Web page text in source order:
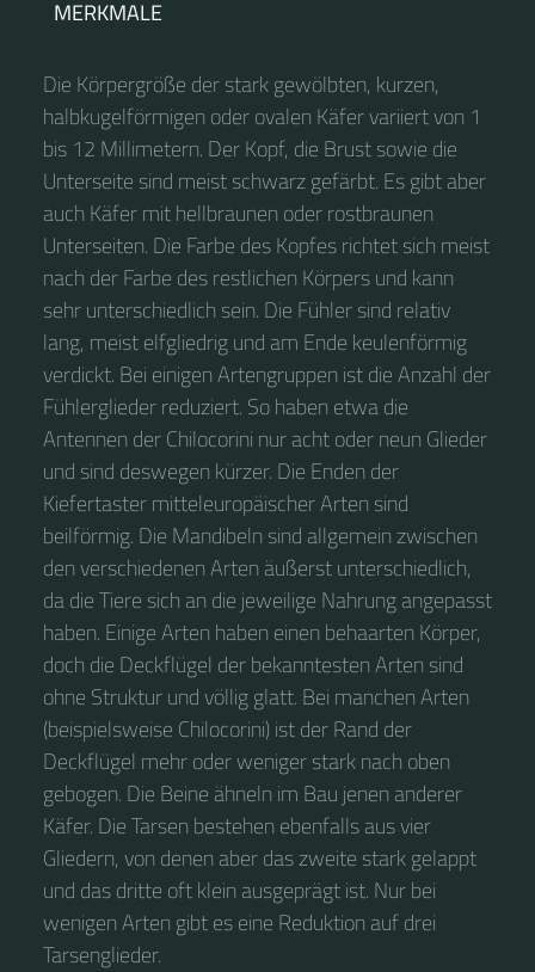
MERKMALE
Die Körpergröße der stark gewölbten, kurzen,
halbkugelförmigen oder ovalen Käfer variiert von 1
bis 12 Millimetern. Der Kopf, die Brust sowie die
Unterseite sind meist schwarz gefärbt. Es gibt aber
auch Käfer mit hellbraunen oder rostbraunen
Unterseiten. Die Farbe des Kopfes richtet sich meist
nach der Farbe des restlichen Körpers und kann
sehr unterschiedlich sein. Die Fühler sind relativ
lang, meist elfgliedrig und am Ende keulenförmig
verdickt. Bei einigen Artengruppen ist die Anzahl der
Fühlerglieder reduziert. So haben etwa die
Antennen der Chilocorini nur acht oder neun Glieder
und sind deswegen kürzer. Die Enden der
Kiefertaster mitteleuropäischer Arten sind
beilförmig. Die Mandibeln sind allgemein zwischen
den verschiedenen Arten äußerst unterschiedlich,
da die Tiere sich an die jeweilige Nahrung angepasst
haben. Einige Arten haben einen behaarten Körper,
doch die Deckflügel der bekanntesten Arten sind
ohne Struktur und völlig glatt. Bei manchen Arten
(beispielsweise Chilocorini) ist der Rand der
Deckflügel mehr oder weniger stark nach oben
gebogen. Die Beine ähneln im Bau jenen anderer
Käfer. Die Tarsen bestehen ebenfalls aus vier
Gliedern, von denen aber das zweite stark gelappt
und das dritte oft klein ausgeprägt ist. Nur bei
wenigen Arten gibt es eine Reduktion auf drei
Tarsenglieder.